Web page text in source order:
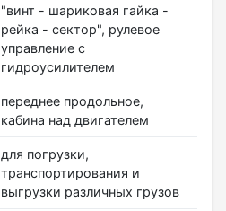
"винт - шариковая гайка -
рейка - сектор", рулевое
управление с
гидроусилителем
переднее продольное,
кабина над двигателем
для погрузки,
транспортирования и
выгрузки различных грузов